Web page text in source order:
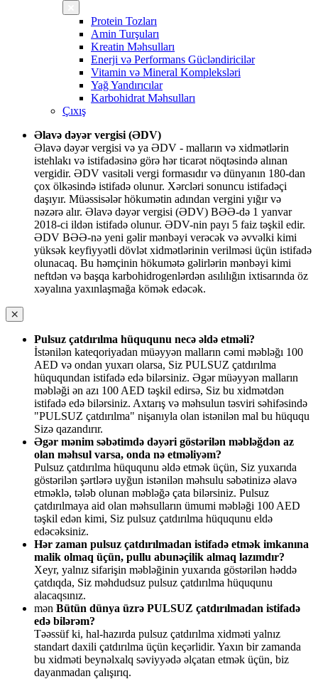
Protein Tozları
Amin Turşuları
Kreatin Məhsulları
Enerji və Performans Gücləndiricilər
Vitamin və Mineral Kompleksləri
Yağ Yandırıcılar
Karbohidrat Məhsulları
Çıxış
Əlavə dəyər vergisi (ƏDV)
Əlavə dəyər vergisi və ya ƏDV - malların və xidmətlərin
istehlakı və istifadəsinə görə hər ticarət nöqtəsində alınan
vergidir. ƏDV vasitəli vergi formasıdır və dünyanın 180-dan
çox ölkəsində istifadə olunur. Xərcləri sonuncu istifadəçi
daşıyır. Müəssisələr hökumətin adından vergini yığır və
nəzərə alır. Əlavə dəyər vergisi (ƏDV) BƏƏ-də 1 yanvar
2018-ci ildən istifadə olunur. ƏDV-nin payı 5 faiz təşkil edir.
ƏDV BƏƏ-nə yeni gəlir mənbəyi verəcək və əvvəlki kimi
yüksək keyfiyyətli dövlət xidmətlərinin verilməsi üçün istifadə
olunacaq. Bu həmçinin hökumətə gəlirlərin mənbəyi kimi
neftdən və başqa karbohidrogenlərdən asılılığın ixtisarında öz
xəyalına yaxınlaşmağa kömək edəcək.
Pulsuz çatdırılma hüququnu necə əldə etməli?
İstənilən kateqoriyadan müəyyən malların cəmi məbləğı 100
AED və ondan yuxarı olarsa, Siz PULSUZ çatdırılma
hüququndan istifadə edə bilərsiniz. Əgər müəyyən malların
məbləği ən azı 100 AED təşkil edirsə, Siz bu xidmətdən
istifadə edə bilərsiniz. Axtarış və məhsulun təsviri səhifəsində
"PULSUZ çatdırılma" nişanıyla olan istənilən mal bu hüququ
Sizə qazandırır.
Əgər mənim səbətimdə dəyəri göstərilən məbləğdən az
olan məhsul varsa, onda nə etməliyəm?
Pulsuz çatdırılma hüququnu əldə etmək üçün, Siz yuxarıda
göstərilən şərtlərə uyğun istənilən məhsulu səbətinizə əlavə
etməklə, tələb olunan məbləğə çata bilərsiniz. Pulsuz
çatdırılmaya aid olan məhsulların ümumi məbləği 100 AED
təşkil edən kimi, Siz pulsuz çatdırılma hüququnu eldə
edəcəksiniz.
Hər zaman pulsuz çatdırılmadan istifadə etmək imkanına
malik olmaq üçün, pullu abunəçilik almaq lazımdır?
Xeyr, yalnız sifarişin məbləğinin yuxarıda göstərilən həddə
çatdıqda, Siz məhdudsuz pulsuz çatdırılma hüququnu
alacaqsınız.
mən Bütün dünya üzrə PULSUZ çatdırılmadan istifadə
edə bilərəm?
Təəssüf ki, hal-hazırda pulsuz çatdırılma xidməti yalnız
standart daxili çatdırılma üçün keçərlidir. Yaxın bir zamanda
bu xidməti beynəlxalq səviyyədə əlçatan etmək üçün, biz
dayanmadan çalışırıq.